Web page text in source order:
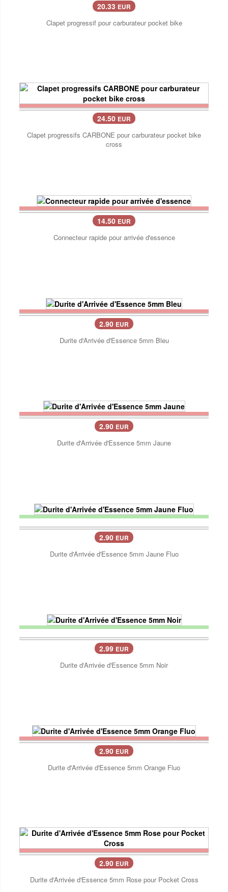
20.33 EUR
Clapet progressif pour carburateur pocket bike
24.50 EUR
Clapet progressifs CARBONE pour carburateur pocket bike
cross
14.50 EUR
Connecteur rapide pour arrivée d'essence
2.90 EUR
Durite d'Arrivée d'Essence 5mm Bleu
2.90 EUR
Durite d'Arrivée d'Essence 5mm Jaune
2.90 EUR
Durite d'Arrivée d'Essence 5mm Jaune Fluo
2.99 EUR
Durite d'Arrivée d'Essence 5mm Noir
2.90 EUR
Durite d'Arrivée d'Essence 5mm Orange Fluo
2.90 EUR
Durite d'Arrivée d'Essence 5mm Rose pour Pocket Cross